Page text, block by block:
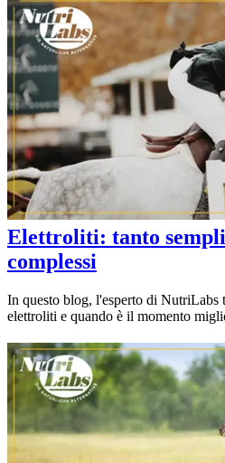
Elettroliti: tanto
complessi
In questo blog, l'esperto di NutriLabs
elettroliti e quando è il momento